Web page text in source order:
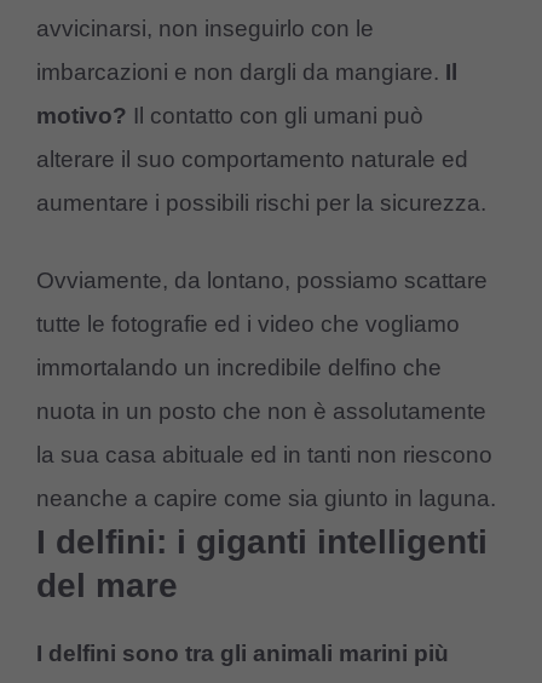
avvicinarsi, non inseguirlo con le
imbarcazioni e non dargli da mangiare. Il
motivo? Il contatto con gli umani può
alterare il suo comportamento naturale ed
aumentare i possibili rischi per la sicurezza.
Ovviamente, da lontano, possiamo scattare
tutte le fotografie ed i video che vogliamo
immortalando un incredibile delfino che
nuota in un posto che non è assolutamente
la sua casa abituale ed in tanti non riescono
neanche a capire come sia giunto in laguna.
I delfini: i giganti intelligenti
del mare
I delfini sono tra gli animali marini più